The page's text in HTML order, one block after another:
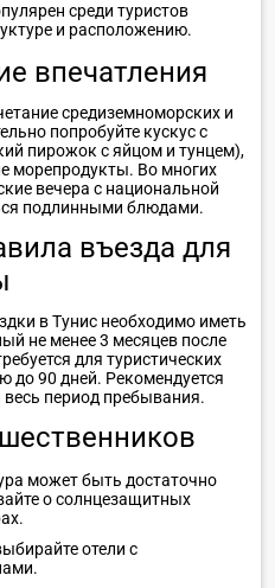
среди туристов
и расположению.
впечатления
средиземноморских и
попробуйте кускус с
пирожок с яйцом и тунцем),
морепродукты. Во многих
вечера с национальной
подлинными блюдами.
въезда для
в Тунис необходимо иметь
не менее 3 месяцев после
для туристических
до 90 дней. Рекомендуется
период пребывания.
может быть достаточно
о солнцезащитных
отели с